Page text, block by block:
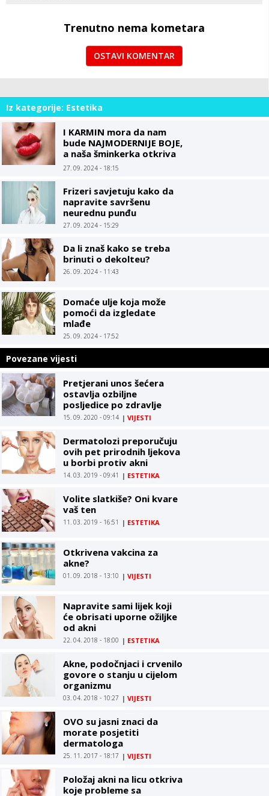
Trenutno nema kometara
OSTAVI KOMENTAR
Iz kategorije: Estetika
I KARMIN mora da nam
bude NAJMODERNIJE BOJE,
a naša šminkerka otkriva
TRIK kako da vam usne
27. 09. 2024 - 18:15
Frizeri savjetuju kako da
napravite savršenu
neurednu punđu
27. 09. 2024 - 15:29
Da li znaš kako se treba
brinuti o dekolteu?
26. 09. 2024 - 11:43
Domaće ulje koja može
pomoći da izgledate
mlađe
25. 09. 2024 - 17:52
Povezane vijesti
Pretjerani unos šećera
ostavlja ozbiljne
posljedice po zdravlje
15. 09. 2020 - 09:14 | VIJESTI
Dermatolozi preporučuju
ovih pet prirodnih ljekova
u borbi protiv akni
14. 03. 2019 - 09:41 | ESTETIKA
Volite slatkiše? Oni kvare
vaš ten
11. 03. 2019 - 16:51 | ESTETIKA
Otkrivena vakcina za
akne?
01. 09. 2018 - 13:10 | VIJESTI
Napravite sami lijek koji
će obrisati uporne ožiljke
od akni
22. 04. 2018 - 18:00 | ESTETIKA
Akne, podočnjaci i crvenilo
govore o stanju u cijelom
organizmu
03. 04. 2018 - 10:27 | VIJESTI
OVO su jasni znaci da
morate posjetiti
dermatologa
25. 11. 2017 - 18:17 | VIJESTI
Položaj akni na licu otkriva
koje probleme sa